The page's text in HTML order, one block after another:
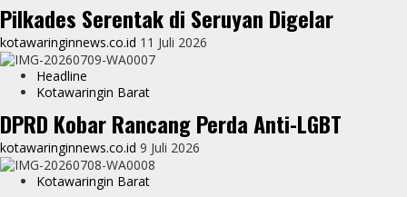
Pilkades Serentak di Seruyan Digelar
kotawaringinnews.co.id 11 Juli 2026
Headline
Kotawaringin Barat
DPRD Kobar Rancang Perda Anti-LGBT
kotawaringinnews.co.id 9 Juli 2026
Kotawaringin Barat